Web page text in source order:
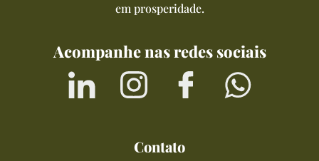
em prosperidade.
Acompanhe nas redes sociais
Contato